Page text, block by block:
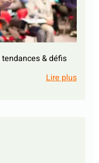
& défis
Lire plus